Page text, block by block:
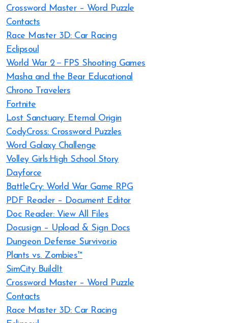
Crossword Master – Word Puzzle
Contacts
Race Master 3D: Car Racing
Eclipsoul
World War 2－FPS Shooting Games
Masha and the Bear Educational
Chrono Travelers
Fortnite
Lost Sanctuary: Eternal Origin
CodyCross: Crossword Puzzles
Word Galaxy Challenge
Volley Girls:High School Story
Dayforce
BattleCry: World War Game RPG
PDF Reader – Document Editor
Doc Reader: View All Files
Docusign – Upload & Sign Docs
Dungeon Defense Survivor.io
Plants vs. Zombies™
SimCity BuildIt
Crossword Master – Word Puzzle
Contacts
Race Master 3D: Car Racing